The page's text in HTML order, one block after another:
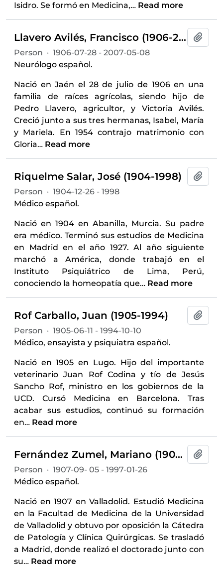
Isidro. Se formó en Medicina,… Read more
Llavero Avilés, Francisco (1906-2007)
Person · 1906-07-28 - 2007-05-08
Neurólogo español.
Nació en Jaén el 28 de julio de 1906 en una
familia de raíces agrícolas, siendo hijo de
Pedro Llavero, agricultor, y Victoria Avilés.
Creció junto a sus tres hermanas, Isabel, María
y Mariela. En 1954 contrajo matrimonio con
Gloria… Read more
Riquelme Salar, José (1904-1998)
Person · 1904-12-26 - 1998
Médico español.
Nació en 1904 en Abanilla, Murcia. Su padre
era médico. Terminó sus estudios de Medicina
en Madrid en el año 1927. Al año siguiente
marchó a América, donde trabajó en el
Instituto Psiquiátrico de Lima, Perú,
conociendo la homeopatía que… Read more
Rof Carballo, Juan (1905-1994)
Person · 1905-06-11 - 1994-10-10
Médico, ensayista y psiquiatra español.
Nació en 1905 en Lugo. Hijo del importante
veterinario Juan Rof Codina y tío de Jesús
Sancho Rof, ministro en los gobiernos de la
UCD. Cursó Medicina en Barcelona. Tras
acabar sus estudios, continuó su formación
en… Read more
Fernández Zumel, Mariano (1907-1997)
Person · 1907-09- 05 - 1997-01-26
Médico español.
Nació en 1907 en Valladolid. Estudió Medicina
en la Facultad de Medicina de la Universidad
de Valladolid y obtuvo por oposición la Cátedra
de Patología y Clínica Quirúrgicas. Se trasladó
a Madrid, donde realizó el doctorado junto con
su… Read more